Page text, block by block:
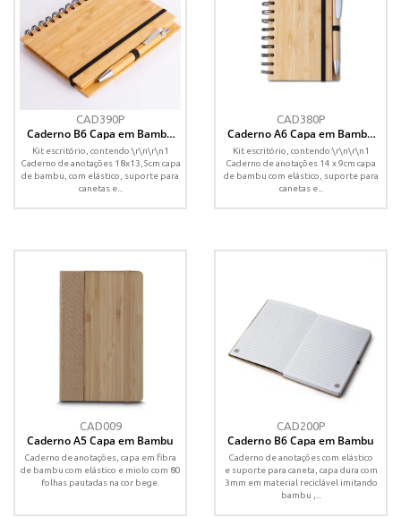
CAD390P
Caderno B6 Capa em Bambu
com caneta (18x13cm)
Kit escritório, contendo:\r\n\r\n1
Caderno de anotações 18x13,5cm capa
de bambu, com elástico, suporte para
canetas e...
CAD380P
Caderno A6 Capa em Bambu
com caneta (14x09cm)
Kit escritório, contendo:\r\n\r\n1
Caderno de anotações 14 x 9cm capa
de bambu com elástico, suporte para
canetas e...
CAD009
Caderno A5 Capa em Bambu
Caderno de anotações, capa em fibra
de bambu com elástico e miolo com 80
folhas pautadas na cor bege.
CAD200P
Caderno B6 Capa em Bambu
Caderno de anotações com elástico
e suporte para caneta, capa dura com
3mm em material reciclável imitando
bambu ,...